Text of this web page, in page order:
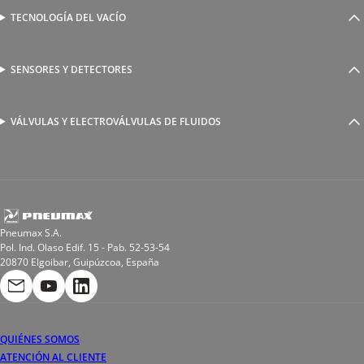
Válvulas complementarias
Racores rápidos
Reguladores de caudal
Racores para soldadura
TECNOLOGÍA DEL VACÍO
Ventosas
Válvulas y electroválvulas
SENSORES Y DETECTORES
Detectores magnéticos
VÁLVULAS Y ELECTROVÁLVULAS DE FLUIDOS
Electroválvulas de acción directa
Bobinas
Pneumax S.A.
Pol. Ind. Olaso Edif. 15 - Pab. 52-53-54
20870 Elgoibar, Guipúzcoa, España
QUIÉNES SOMOS
ATENCIÓN AL CLIENTE